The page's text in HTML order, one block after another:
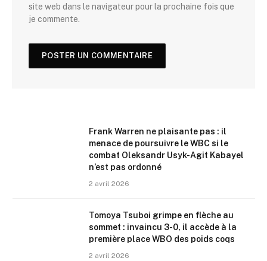
site web dans le navigateur pour la prochaine fois que
je commente.
Frank Warren ne plaisante pas : il
menace de poursuivre le WBC si le
combat Oleksandr Usyk-Agit Kabayel
n’est pas ordonné
2 avril 2026
Tomoya Tsuboi grimpe en flèche au
sommet : invaincu 3-0, il accède à la
première place WBO des poids coqs
2 avril 2026